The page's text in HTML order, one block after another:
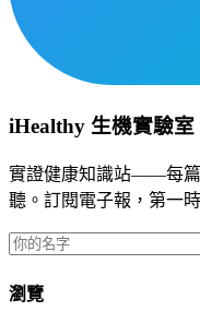
iHealthy 生機實驗室
實證健康知識站——每篇
聽。訂閱電子報，第一
瀏覽